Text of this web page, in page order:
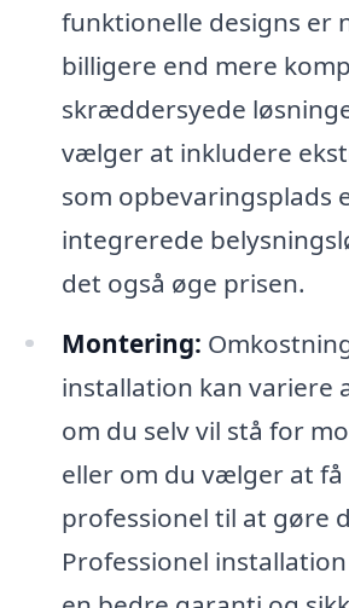
funktionelle designs er
billigere end mere
skræddersyede
vælger at inkludere
som opbevaringsplads
integrerede
det også øge prisen.
Montering:
installation kan variere
om du selv vil stå for
eller om du vælger at få
professionel til at gøre
Professionel